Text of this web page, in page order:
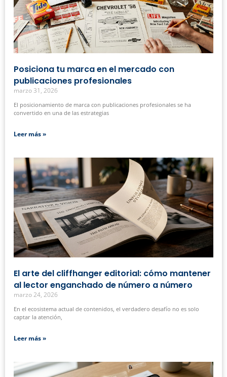
Posiciona tu marca en el mercado con
publicaciones profesionales
marzo 31, 2026
El posicionamiento de marca con publicaciones profesionales se ha
convertido en una de las estrategias
Leer más »
El arte del cliffhanger editorial: cómo mantener
al lector enganchado de número a número
marzo 24, 2026
En el ecosistema actual de contenidos, el verdadero desafío no es solo
captar la atención,
Leer más »